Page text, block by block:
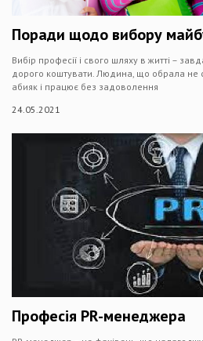
Поради щодо вибору
Вибір професії і свого шляху в житті –
дорого коштувати. Людина, що обрала не
абияк і працює без задоволення
24.05.2021
Професія PR-менеджера